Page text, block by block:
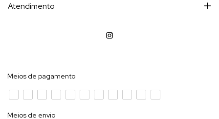
Atendimento
Meios de pagamento
Meios de envio